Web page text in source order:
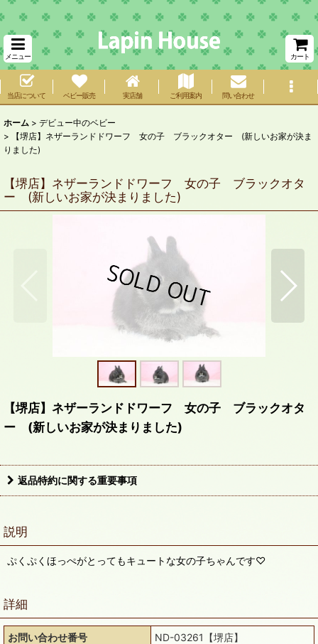
メニュー カート
当店について ベビー販売 実店舗 ご利用案内 問い合わせ
ホーム > デビュー中のベビー
>
【堺店】ネザーランドドワーフ 女の子 ブラックオター (新しいお家が決ま
りました)
【堺店】ネザーランドドワーフ 女の子 ブラックオタ
ー (新しいお家が決まりました)
【堺店】ネザーランドドワーフ 女の子 ブラックオタ
ー (新しいお家が決まりました)
返品特約に関する重要事項
説明
ぷくぷくほっぺがとってもキュートな女の子ちゃんです♡
詳細
お問い合わせ番号
ND-03261【堺店】